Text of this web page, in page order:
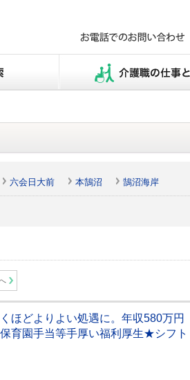
六会日大前 本鵠沼 鵠沼海岸
ほどよりよい処遇に。年収580万円
育園手当等手厚い福利厚生★シフト